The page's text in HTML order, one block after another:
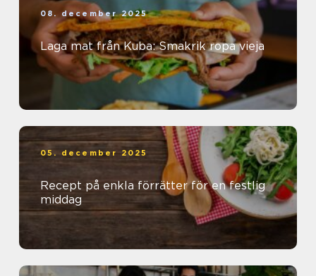
08. december 2025
Laga mat från Kuba: Smakrik ropa vieja
05. december 2025
Recept på enkla förrätter för en festlig
middag